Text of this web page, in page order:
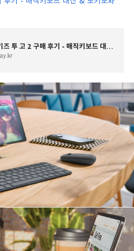
로지텍 키즈 투 고 2 구매 후기 - 매직키보드 대신 & 모키보와 비교 (keys to go 2)